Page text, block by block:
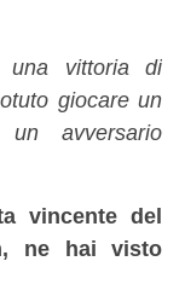
una vittoria di
giocare un
avversario
vincente del
ne hai visto